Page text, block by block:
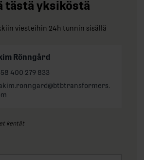
tästä yksiköstä
viesteihin 24h tunnin sisällä
Rönngård
400 279 833
kentät